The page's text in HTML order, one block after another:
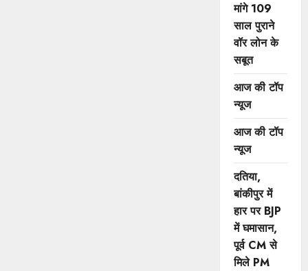
मांगे 109
साल पुराने
वॉर लोन के
सबूत
आज की टॉप
न्यूज
आज की टॉप
न्यूज
दतिया,
बांकीपुर में
हार पर BJP
में घमासान,
पूर्व CM से
मिले PM